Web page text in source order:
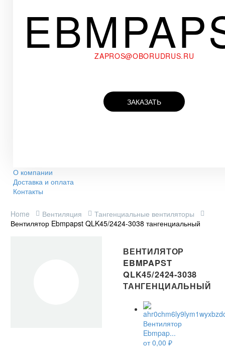
ZAPROS@OBORUDRUS.RU
ЗАКАЗАТЬ
О компании
Доставка и оплата
Контакты
Home Вентиляция
Тангенциальные вентиляторы
Вентилятор Ebmpapst QLK45/2424-3038 тангенциальный
ВЕНТИЛЯТОР
EBMPAPST
QLK45/2424-3038
ТАНГЕНЦИАЛЬНЫЙ
Вентилятор
Ebmpap...
от0,00 ₽